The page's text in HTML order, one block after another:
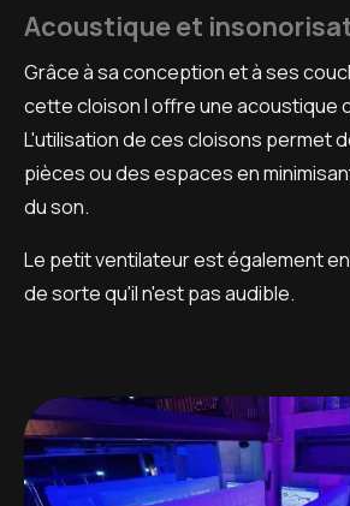
Acoustique et
Grâce à sa conception et à ses
cette cloison I offre une acoustique
L'utilisation de ces cloisons permet
pièces ou des espaces en
du son.
Le petit ventilateur est également
de sorte qu'il n'est pas audible.